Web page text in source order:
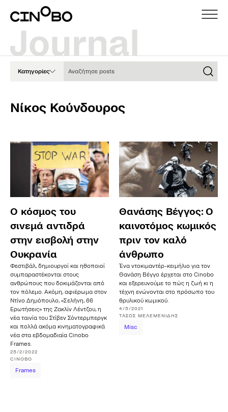
Κατηγορίες
Νίκος Κούνδουρος
Ο κόσμος του
σινεμά αντιδρά
στην εισβολή στην
Ουκρανία
Φεστιβάλ, δημιουργοί και ηθοποιοί
συμπαραστέκονται στους
ανθρώπους που δοκιμάζονται από
τον πόλεμο. Ακόμη, αφιέρωμα στον
Ντίνο Δημόπουλο, «Σελήνη, 66
Ερωτήσεις» της Ζακλίν Λέντζου, η
νέα ταινία του Στίβεν Σόντερμπεργκ
και πολλά ακόμα κινηματογραφικά
νέα στα εβδομαδιαία Cinobo
Frames.
25/2/2022
CINOBO
Frames
Θανάσης Βέγγος: Ο
καινοτόμος κωμικός
πριν τον καλό
άνθρωπο
Ένα ντοκιμαντέρ-κειμήλιο για τον
Θανάση Βέγγο έρχεται στο Cinobo
και εξερευνούμε το πώς η ζωή κι η
τέχνη ενώνονται στο πρόσωπο του
θρυλικού κωμικού.
4/5/2021
ΤΆΣΟΣ ΜΕΛΕΜΕΝΊΔΗΣ
Misc